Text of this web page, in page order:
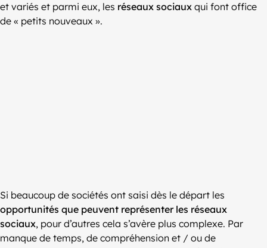
et variés et parmi eux, les réseaux sociaux qui font office
de « petits nouveaux ».
Si beaucoup de sociétés ont saisi dès le départ les
opportunités que peuvent représenter les réseaux
sociaux, pour d’autres cela s’avère plus complexe. Par
manque de temps, de compréhension et / ou de